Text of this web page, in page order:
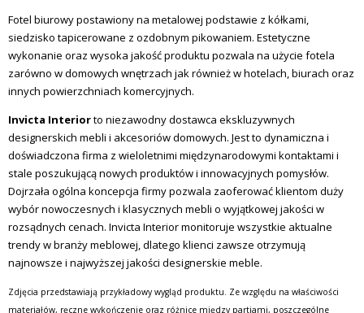
Fotel biurowy postawiony na metalowej podstawie z kółkami,
siedzisko tapicerowane z ozdobnym pikowaniem. Estetyczne
wykonanie oraz wysoka jakość produktu pozwala na użycie fotela
zarówno w domowych wnętrzach jak również w hotelach, biurach oraz
innych powierzchniach komercyjnych.
Invicta Interiorto niezawodny dostawca ekskluzywnych
designerskich mebli i akcesoriów domowych. Jest to dynamiczna i
doświadczona firma z wieloletnimi międzynarodowymi kontaktami i
stale poszukującą nowych produktów i innowacyjnych pomysłów.
Dojrzała ogólna koncepcja firmy pozwala zaoferować klientom duży
wybór nowoczesnych i klasycznych mebli o wyjątkowej jakości w
rozsądnych cenach. Invicta Interior monitoruje wszystkie aktualne
trendy w branży meblowej, dlatego klienci zawsze otrzymują
najnowsze i najwyższej jakości designerskie meble.
Zdjęcia przedstawiają przykładowy wygląd produktu. Ze względu na właściwości
materiałów, ręczne wykończenie oraz różnice między partiami, poszczególne